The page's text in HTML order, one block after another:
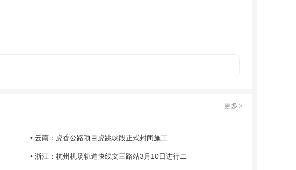
更多 >
• 云南：虎香公路项目虎跳峡段正式封闭施工
• 浙江：杭州机场轨道快线文三路站3月10日进行二